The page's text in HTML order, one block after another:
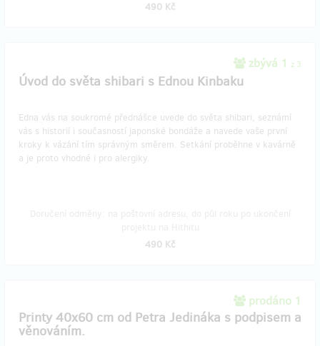
490 Kč
zbývá 1 z 3
​Úvod do světa shibari s Ednou Kinbaku
Edna vás na soukromé přednášce uvede do světa shibari, seznámí
vás s historií i současností japonské bondáže a navede vaše první
kroky k vázání tím správným směrem. Setkání proběhne v kavárně
a je proto vhodné i pro alergiky.
490 Kč
prodáno 1
Printy 40x60 cm od Petra Jedináka s podpisem a
věnováním.